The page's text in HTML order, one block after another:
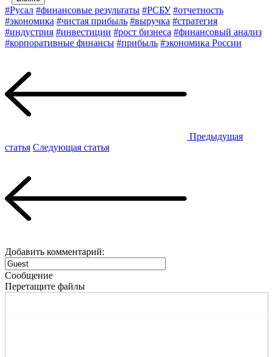
#Русал #финансовые результаты #РСБУ #отчетность
#экономика #чистая прибыль #выручка #стратегия
#индустрия #инвестиции #рост бизнеса #финансовый анализ
#корпоративные финансы #прибыль #экономика России
Предыдущая
статья Следующая статья
Добавить комментарий:
Сообщение
Перетащите файлы